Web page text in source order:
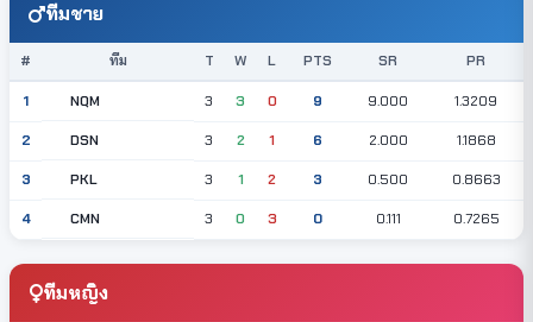
ทีมชาย
# ทีม T W L PTS SR PR
1 NQM 3 3 0 9 9.000 1.3209
2 DSN 3 2 1 6 2.000 1.1868
3 PKL 3 1 2 3 0.500 0.8663
4 CMN 3 0 3 0 0.111 0.7265
ทีมหญิง